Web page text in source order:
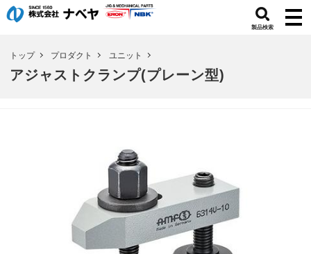
製品検索
トップ プロダクト ユニット
アジャストクランプ(プレーン型)